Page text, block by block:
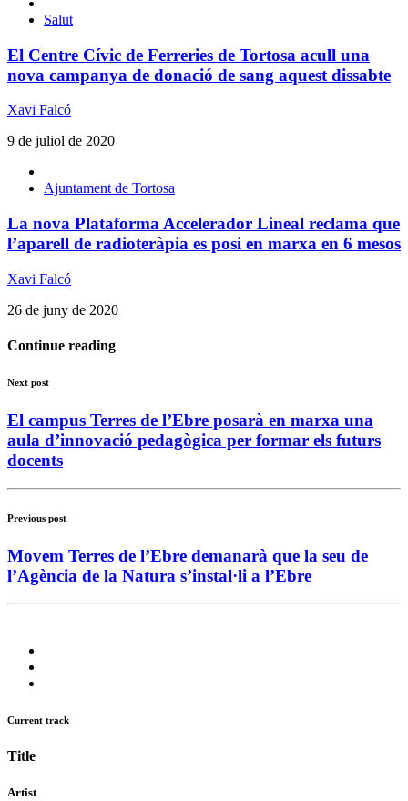
Salut
El Centre Cívic de Ferreries de Tortosa acull una
nova campanya de donació de sang aquest dissabte
Xavi Falcó
9 de juliol de 2020
Ajuntament de Tortosa
La nova Plataforma Accelerador Lineal reclama que
l’aparell de radioteràpia es posi en marxa en 6 mesos
Xavi Falcó
26 de juny de 2020
Continue reading
Next post
El campus Terres de l’Ebre posarà en marxa una
aula d’innovació pedagògica per formar els futurs
docents
Previous post
Movem Terres de l’Ebre demanarà que la seu de
l’Agència de la Natura s’instal·li a l’Ebre
Current track
Title
Artist